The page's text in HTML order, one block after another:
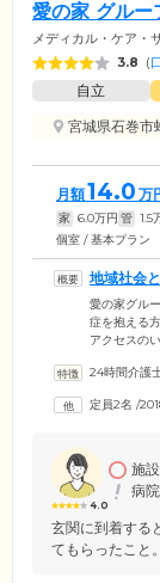
愛の家 グルー
メディカル・ケア・
3.8 (
自立
宮城県石巻市
月額14.0 万
家 6.0万円 管 1.5
個室 / 基本プラン
地域社会
い
愛の家グル
症を抱える
アクセスの
り、ご入居
慣れた家具
24時間介護
定員2名 /
4.0
施
病
玄関に到着する
てもらったこと